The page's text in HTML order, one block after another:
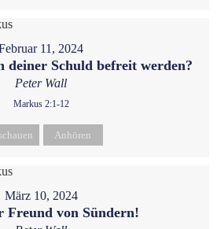
11, 2024
deiner Schuld befreit werden?
Peter Wall
Markus 2:1-12
Anhören
März 10, 2024
Freund von Sündern!